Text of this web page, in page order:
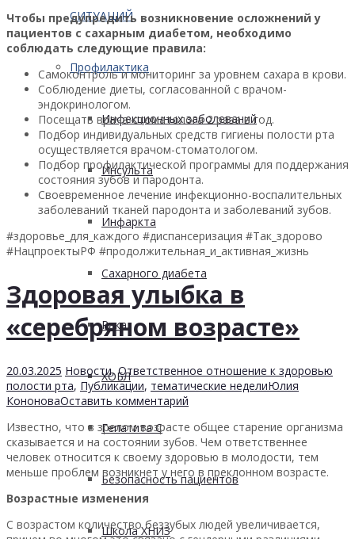
СИТУАЦИЙ
Профилактика
Инфекционных заболеваний
Инсульта
Инфаркта
Сахарного диабета
Рака
ХОБЛ
Гепатита С
Безопасность пациентов
Школа ХНИЗ
Чтобы предупредить возникновение осложнений у
пациентов с сахарным диабетом, необходимо
соблюдать следующие правила:
Самоконтроль и мониторинг за уровнем сахара в крови.
Соблюдение диеты, согласованной с врачом-
эндокринологом.
Посещать врача-стоматолога 2 раза в год.
Подбор индивидуальных средств гигиены полости рта
осуществляется врачом-стоматологом.
Подбор профилактической программы для поддержания
состояния зубов и пародонта.
Своевременное лечение инфекционно-воспалительных
заболеваний тканей пародонта и заболеваний зубов.
#здоровье_для_каждого #диспансеризация #Так_здорово
#НацпроектыРФ #продолжительная_и_активная_жизнь
Здоровая улыбка в
«серебряном возрасте»
20.03.2025 Новости,Ответственное отношение к здоровью
полости рта, Публикации, тематические неделиЮлия
КононоваОставить комментарий
Известно, что в зрелом возрасте общее старение организма
сказывается и на состоянии зубов. Чем ответственнее
человек относится к своему здоровью в молодости, тем
меньше проблем возникнет у него в преклонном возрасте.
Возрастные изменения
С возрастом количество беззубых людей увеличивается,